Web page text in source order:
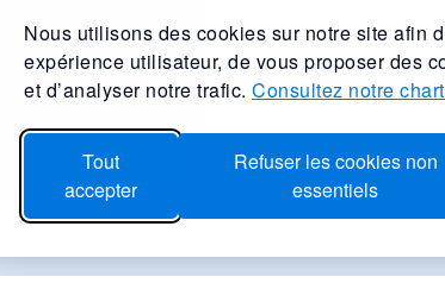
Nous utilisons des cookies sur notre site afin
expérience utilisateur, de vous proposer des
et d’analyser notre trafic. Consultez notre
Tout
accepter
Refuser les cookies non
essentiels